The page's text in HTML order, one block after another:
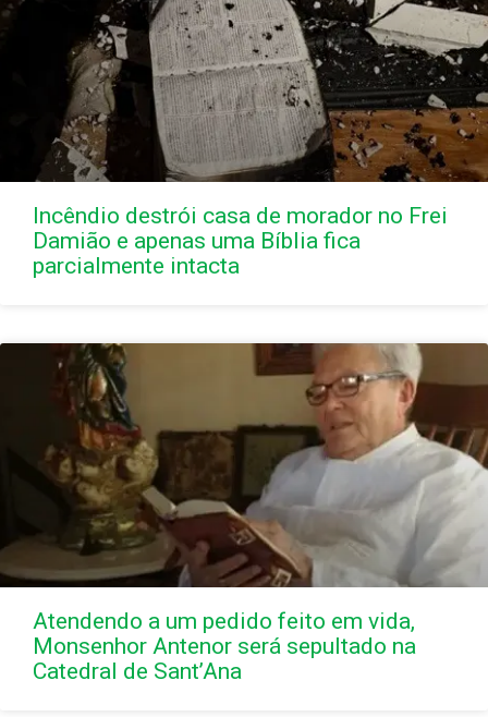
Incêndio destrói casa de morador no Frei
Damião e apenas uma Bíblia fica
parcialmente intacta
Atendendo a um pedido feito em vida,
Monsenhor Antenor será sepultado na
Catedral de Sant’Ana